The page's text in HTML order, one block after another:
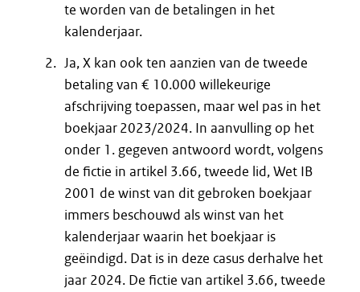
te worden van de betalingen in het
kalenderjaar.
Ja, X kan ook ten aanzien van de tweede
betaling van € 10.000 willekeurige
afschrijving toepassen, maar wel pas in het
boekjaar 2023/2024. In aanvulling op het
onder 1. gegeven antwoord wordt, volgens
de fictie in artikel 3.66, tweede lid, Wet IB
2001 de winst van dit gebroken boekjaar
immers beschouwd als winst van het
kalenderjaar waarin het boekjaar is
geëindigd. Dat is in deze casus derhalve het
jaar 2024. De fictie van artikel 3.66, tweede